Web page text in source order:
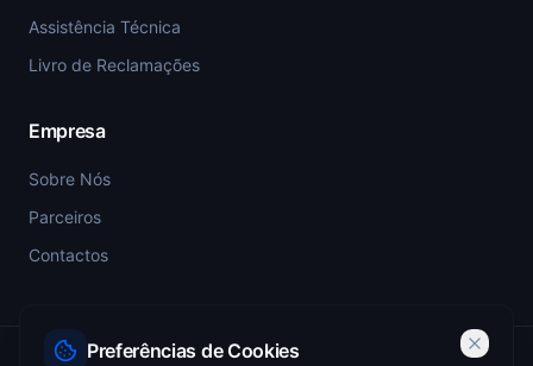
Assistência Técnica
Livro de Reclamações
Empresa
Sobre Nós
Parceiros
Contactos
Preferências de Cookies